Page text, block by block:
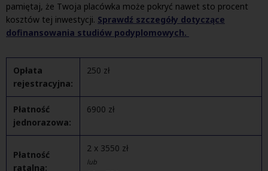
pamiętaj, że Twoja placówka może pokryć nawet sto procent
kosztów tej inwestycji. Sprawdź szczegóły dotyczące
dofinansowania studiów podyplomowych.
Opłata
rejestracyjna:
250 zł
Płatność
jednorazowa:
6900 zł
Płatność
ratalna:
2 x 3550 zł
lub